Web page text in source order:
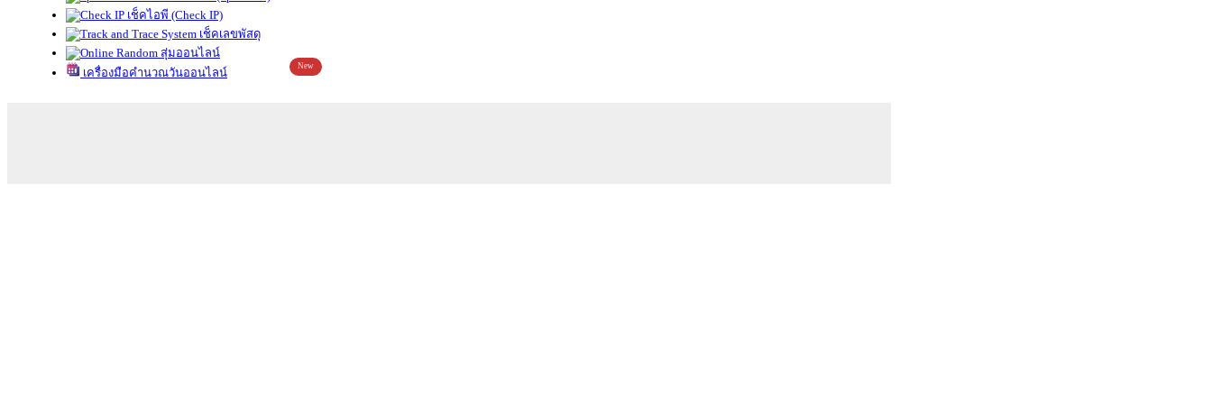
เช็คไอพี (Check IP)
เช็คเลขพัสดุ
สุ่มออนไลน์
เครื่องมือคำนวณวันออนไลน์
New